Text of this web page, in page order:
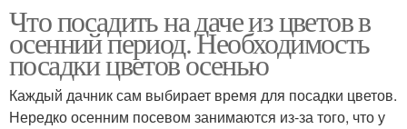
Что посадить на даче из цветов в
осенний период. Необходимость
посадки цветов осенью
Каждый дачник сам выбирает время для посадки цветов.
Нередко осенним посевом занимаются из-за того, что у